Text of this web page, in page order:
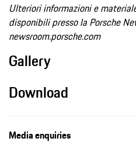
Ulteriori informazioni e
disponibili presso la Porsche
newsroom.porsche.com
Gallery
Download
Media enquiries